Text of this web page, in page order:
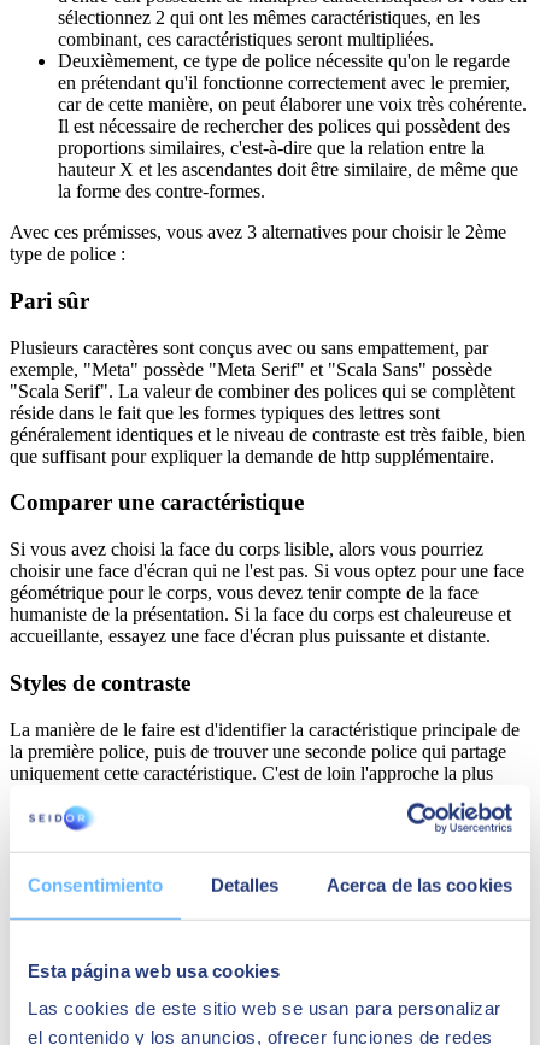
Consentimiento Detalles Acerca de las cookies
Esta página web usa cookies
Las cookies de este sitio web se usan para personalizar
el contenido y los anuncios, ofrecer funciones de redes
sélectionnez 2 qui ont les mêmes caractéristiques, en les
combinant, ces caractéristiques seront multipliées.
Deuxièmement, ce type de police nécessite qu'on le regarde
en prétendant qu'il fonctionne correctement avec le premier,
car de cette manière, on peut élaborer une voix très cohérente.
Il est nécessaire de rechercher des polices qui possèdent des
proportions similaires, c'est-à-dire que la relation entre la
hauteur X et les ascendantes doit être similaire, de même que
la forme des contre-formes.
Avec ces prémisses, vous avez 3 alternatives pour choisir le 2ème
type de police :
Pari sûr
Plusieurs caractères sont conçus avec ou sans empattement, par
exemple, "Meta" possède "Meta Serif" et "Scala Sans" possède
"Scala Serif". La valeur de combiner des polices qui se complètent
réside dans le fait que les formes typiques des lettres sont
généralement identiques et le niveau de contraste est très faible, bien
que suffisant pour expliquer la demande de http supplémentaire.
Comparer une caractéristique
Si vous avez choisi la face du corps lisible, alors vous pourriez
choisir une face d'écran qui ne l'est pas. Si vous optez pour une face
géométrique pour le corps, vous devez tenir compte de la face
humaniste de la présentation. Si la face du corps est chaleureuse et
accueillante, essayez une face d'écran plus puissante et distante.
Styles de contraste
La manière de le faire est d'identifier la caractéristique principale de
la première police, puis de trouver une seconde police qui partage
uniquement cette caractéristique. C'est de loin l'approche la plus
l'option qui permet de créer des combinaisons très étonnantes.